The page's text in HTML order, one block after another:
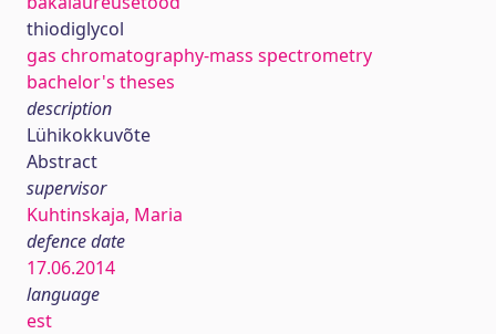
thiodiglycol
gas chromatography-mass spectrometry
bachelor's theses
description
Lühikokkuvõte
Abstract
supervisor
Kuhtinskaja, Maria
defence date
17.06.2014
language
est